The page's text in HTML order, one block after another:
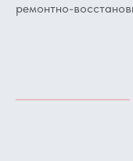
ремонтно-